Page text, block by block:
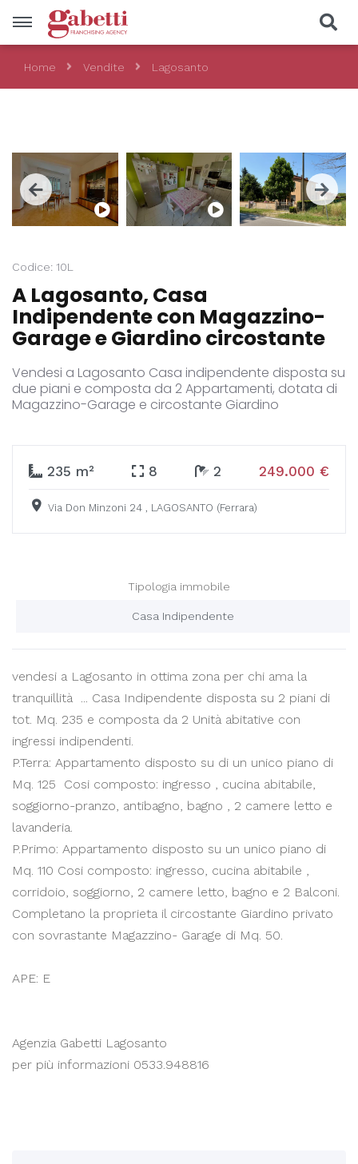
Vendite
Prezzo
Tipologia
Home Vendite Lagosanto
48 Foto
Codice: 10L
A Lagosanto, Casa
Indipendente con Magazzino-
Garage e Giardino circostante
Vendesi a Lagosanto Casa indipendente disposta su
due piani e composta da 2 Appartamenti, dotata di
Magazzino-Garage e circostante Giardino
235 m² 8 2 249.000 €
Via Don Minzoni 24 , LAGOSANTO (ferrara)
Tipologia immobile
Casa Indipendente
vendesi a Lagosanto in ottima zona per chi ama la
tranquillità ... Casa Indipendente disposta su 2 piani di
tot. Mq. 235 e composta da 2 Unità abitative con
ingressi indipendenti.
P.Terra: Appartamento disposto su di un unico piano di
Mq. 125 Cosi composto: ingresso , cucina abitabile,
soggiorno-pranzo, antibagno, bagno , 2 camere letto e
lavanderia.
P.Primo: Appartamento disposto su un unico piano di
Mq. 110 Cosi composto: ingresso, cucina abitabile ,
corridoio, soggiorno, 2 camere letto, bagno e 2 Balconi.
Completano la proprieta il circostante Giardino privato
con sovrastante Magazzino- Garage di Mq. 50.
APE: E
Agenzia Gabetti Lagosanto
per più informazioni 0533.948816